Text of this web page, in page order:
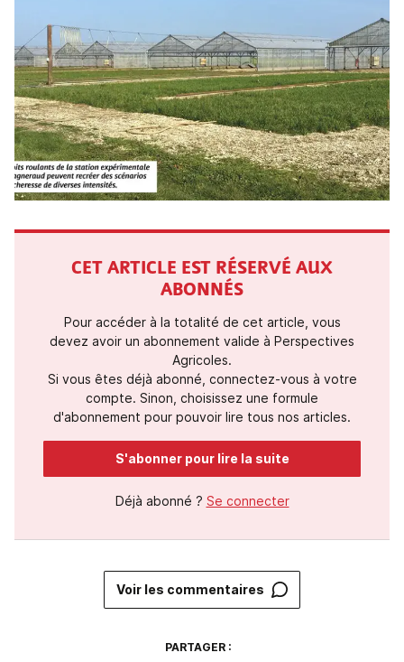
CET ARTICLE EST RÉSERVÉ AUX
ABONNÉS
Pour accéder à la totalité de cet article, vous
devez avoir un abonnement valide à Perspectives
Agricoles.
Si vous êtes déjà abonné, connectez-vous à votre
compte. Sinon, choisissez une formule
d'abonnement pour pouvoir lire tous nos articles.
S'abonner pour lire la suite
Déjà abonné ? Se connecter
Voir les commentaires
PARTAGER :